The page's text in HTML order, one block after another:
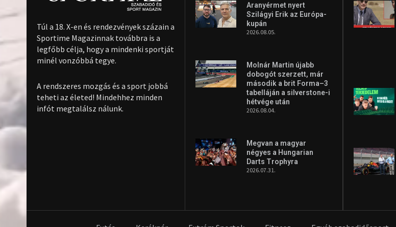
Túl a 18. X-en és rendezvények százain a
Sportime Magazinnak továbbra is a
legfőbb célja, hogy a mindenki sportját
minél vonzóbbá tegye.
A rendszeres mozgás és a sport jobbá
teheti az életed! Mindehhez minden
infót megtalálsz nálunk.
Aranyérmet nyert
Szilágyi Erik az Európa-
kupán
2026.08.05.
Molnár Martin újabb
dobogót szerzett, már
második a brit Forma–3
tabelláján a silverstone-i
hétvége után
2026.08.04.
Megvan a magyar
négyes a Hungarian
Darts Trophyra
2026.07.31.